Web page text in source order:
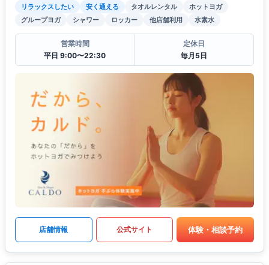
リラックスしたい 安く通える タオルレンタル
ホットヨガ
グループヨガ
シャワー ロッカー 他店舗利用 水素水
営業時間
平日 9:00〜22:30
定休日
毎月5日
店舗情報 公式サイト 体験・相談予約